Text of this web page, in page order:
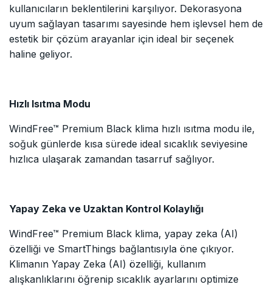
kullanıcıların beklentilerini karşılıyor. Dekorasyona
uyum sağlayan tasarımı sayesinde hem işlevsel hem de
estetik bir çözüm arayanlar için ideal bir seçenek
haline geliyor.
Hızlı Isıtma Modu
WindFree™ Premium Black klima hızlı ısıtma modu ile,
soğuk günlerde kısa sürede ideal sıcaklık seviyesine
hızlıca ulaşarak zamandan tasarruf sağlıyor.
Yapay Zeka ve Uzaktan Kontrol Kolaylığı
WindFree™ Premium Black klima, yapay zeka (AI)
özelliği ve SmartThings bağlantısıyla öne çıkıyor.
Klimanın Yapay Zeka (AI) özelliği, kullanım
alışkanlıklarını öğrenip sıcaklık ayarlarını optimize